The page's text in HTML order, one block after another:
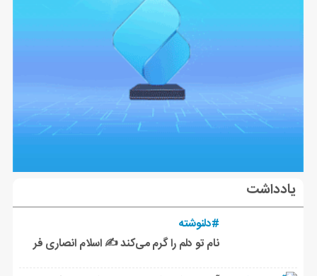
یادداشت
#دلنوشته
نام تو دلم را گرم می‌کند ✍️ اسلام انصاری فر